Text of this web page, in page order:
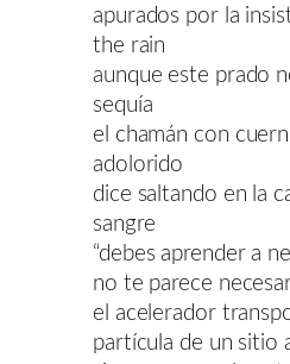
apurados por la
the rain
aunque este prado
sequía
el chamán con
adolorido
dice saltando en la
sangre
“debes aprender a
no te parece
el acelerador
partícula de un sitio